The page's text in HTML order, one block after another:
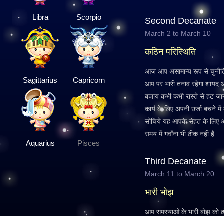
Libra Scorpio
Sagittarius Capricorn
Aquarius Pisces
Second Decanate
March 2 to March 10
कठिन परिस्थिति
आज आप असामान्य रूप से
आप पर भारी तनाव रहेगा
बजाय कभी कभी रास्ते से हट
कार्य के लिए अपनी उर्जा बचने
सोचिये यह आपके सेहत के लिए
समय में गवाँना भी ठीक नहीं है
Third Decanate
March 11 to March 20
भारी भोझ
आप समस्याओं के भारी बोझ को